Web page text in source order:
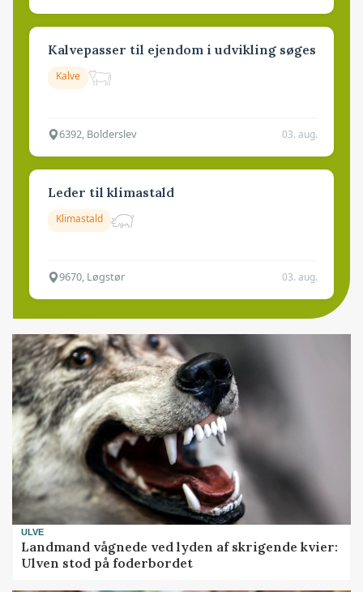
Kalvepasser til ejendom i udvikling søges
Kalve
6392, Bolderslev 03. aug.
Leder til klimastald
Klimastald
9670, Løgstør 03. aug.
ULVE
Landmand vågnede ved lyden af skrigende kvier:
Ulven stod på foderbordet